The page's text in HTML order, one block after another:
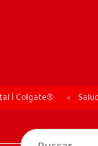
| Colgate®